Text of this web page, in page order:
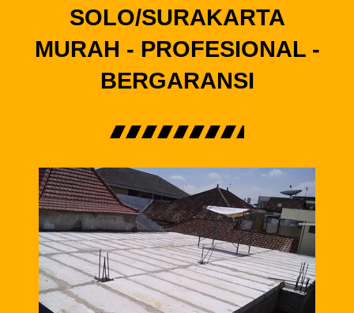
SOLO/SURAKARTA
MURAH - PROFESIONAL -
BERGARANSI